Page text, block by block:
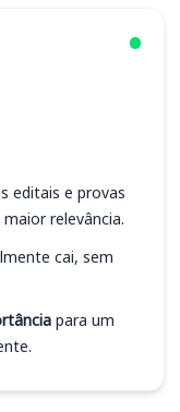
editais e provas
relevância.
cai, sem
para um